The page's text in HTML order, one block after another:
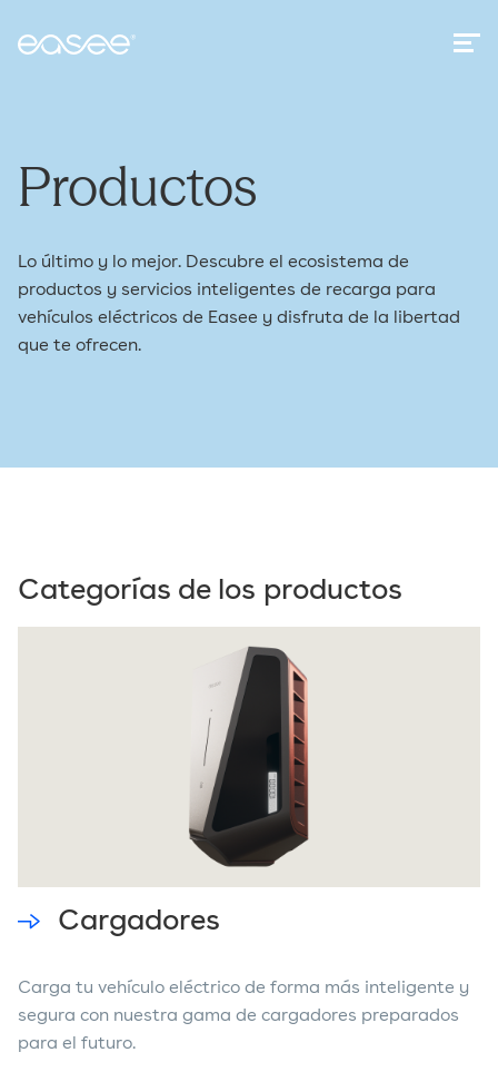
Productos
Lo último y lo mejor. Descubre el ecosistema de
productos y servicios inteligentes de recarga para
vehículos eléctricos de Easee y disfruta de la libertad
que te ofrecen.
Categorías de los productos
Cargadores
Carga tu vehículo eléctrico de forma más inteligente y
segura con nuestra gama de cargadores preparados
para el futuro.